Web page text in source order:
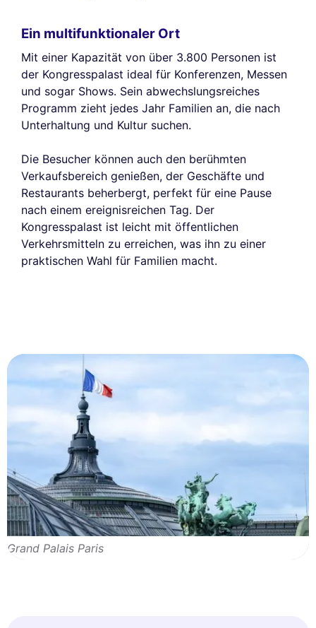
Ein multifunktionaler Ort
Mit einer Kapazität von über 3.800 Personen ist
der Kongresspalast ideal für Konferenzen, Messen
und sogar Shows. Sein abwechslungsreiches
Programm zieht jedes Jahr Familien an, die nach
Unterhaltung und Kultur suchen.
Die Besucher können auch den berühmten
Verkaufsbereich genießen, der Geschäfte und
Restaurants beherbergt, perfekt für eine Pause
nach einem ereignisreichen Tag. Der
Kongresspalast ist leicht mit öffentlichen
Verkehrsmitteln zu erreichen, was ihn zu einer
praktischen Wahl für Familien macht.
Grand Palais Paris